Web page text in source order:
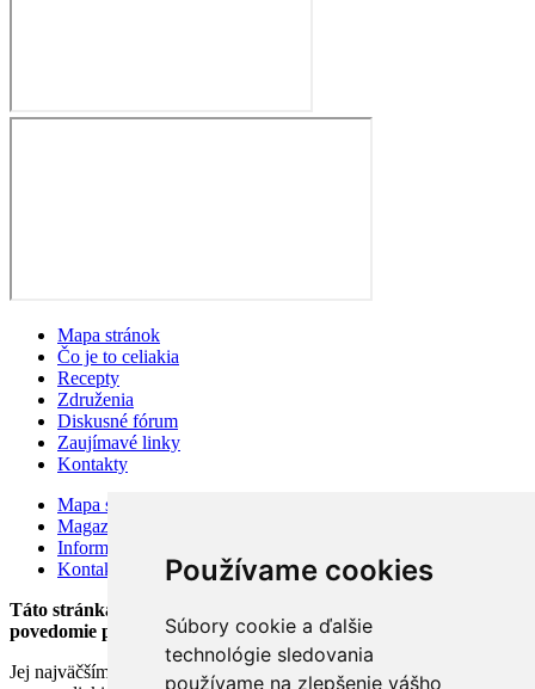
Používame cookies
Súbory cookie a ďalšie
technológie sledovania
používame na zlepšenie vášho
Mapa stránok
Čo je to celiakia
Recepty
Združenia
Diskusné fórum
Zaujímavé linky
Kontakty
Mapa stránok
Magazín
Information for visitors
Kontakty
Táto stránka bola založená v auguste 2002 v snahe zlepšiť
povedomie pacientov o celiakii.
Jej najväčším prínosom je výmena informácií medzi užívateľmi. Tím